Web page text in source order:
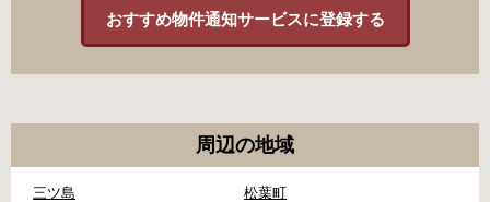
おすすめ物件通知サービスに登録する
周辺の地域
三ツ島
松葉町